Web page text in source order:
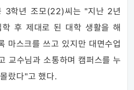
3학년 조모(22)씨는 "지난 2년
후 제대로 된 대학 생활을 해
마스크를 쓰고 있지만 대면수업
교수님과 소통하며 캠퍼스를 누
랐다"고 했다.